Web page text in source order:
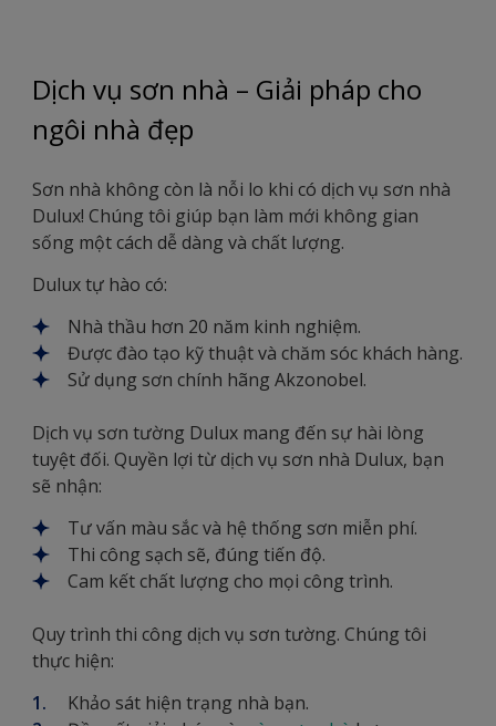
Dịch vụ sơn nhà – Giải pháp cho
ngôi nhà đẹp
Sơn nhà không còn là nỗi lo khi có dịch vụ sơn nhà
Dulux! Chúng tôi giúp bạn làm mới không gian
sống một cách dễ dàng và chất lượng.
Dulux tự hào có:
Nhà thầu hơn 20 năm kinh nghiệm.
Được đào tạo kỹ thuật và chăm sóc khách hàng.
Sử dụng sơn chính hãng Akzonobel.
Dịch vụ sơn tường Dulux mang đến sự hài lòng
tuyệt đối. Quyền lợi từ dịch vụ sơn nhà Dulux, bạn
sẽ nhận:
Tư vấn màu sắc và hệ thống sơn miễn phí.
Thi công sạch sẽ, đúng tiến độ.
Cam kết chất lượng cho mọi công trình.
Quy trình thi công dịch vụ sơn tường. Chúng tôi
thực hiện:
Khảo sát hiện trạng nhà bạn.